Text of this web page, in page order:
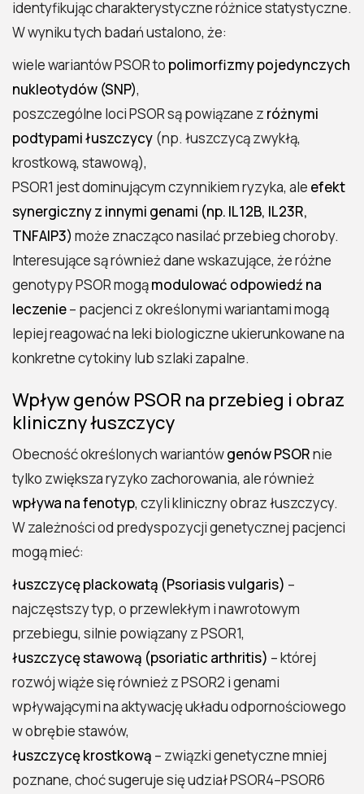
identyfikując charakterystyczne różnice statystyczne.
W wyniku tych badań ustalono, że:
wiele wariantów PSOR to polimorfizmy pojedynczych
nukleotydów (SNP),
poszczególne loci PSOR są powiązane z różnymi
podtypami łuszczycy (np. łuszczycą zwykłą,
krostkową, stawową),
PSOR1 jest dominującym czynnikiem ryzyka, ale efekt
synergiczny z innymi genami (np. IL12B, IL23R,
TNFAIP3) może znacząco nasilać przebieg choroby.
Interesujące są również dane wskazujące, że różne
genotypy PSOR mogąmodulować odpowiedź na
leczenie– pacjenci z określonymi wariantami mogą
lepiej reagować na leki biologiczne ukierunkowane na
konkretne cytokiny lub szlaki zapalne.
Wpływ genów PSOR na przebieg i obraz
kliniczny łuszczycy
Obecność określonych wariantówgenów PSORnie
tylko zwiększa ryzyko zachorowania, ale również
wpływa na fenotyp, czyli kliniczny obraz łuszczycy.
W zależności od predyspozycji genetycznej pacjenci
mogą mieć:
łuszczycę plackowatą (Psoriasis vulgaris) –
najczęstszy typ, o przewlekłym i nawrotowym
przebiegu, silnie powiązany z PSOR1,
łuszczycę stawową (psoriatic arthritis) – której
rozwój wiąże się również z PSOR2 i genami
wpływającymi na aktywację układu odpornościowego
w obrębie stawów,
łuszczycę krostkową – związki genetyczne mniej
poznane, choć sugeruje się udział PSOR4–PSOR6